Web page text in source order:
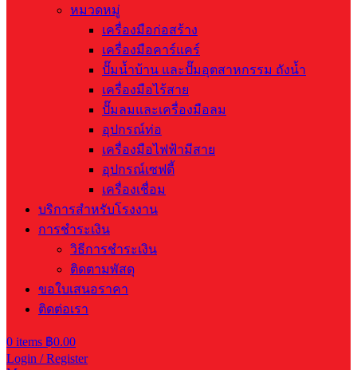
หมวดหมู่
เครื่องมือก่อสร้าง
เครื่องมือคาร์แคร์
ปั๊มน้ำบ้าน และปั๊มอุตสาหกรรม ถังน้ำ
เครื่องมือไร้สาย
ปั๊มลมและเครื่องมือลม
อุปกรณ์ท่อ
เครื่องมือไฟฟ้ามีสาย
อุปกรณ์เซฟตี้
เครื่องเชื่อม
บริการสำหรับโรงงาน
การชำระเงิน
วิธีการชำระเงิน
ติดตามพัสดุ
ขอใบเสนอราคา
ติดต่อเรา
0 items ฿0.00
Login / Register